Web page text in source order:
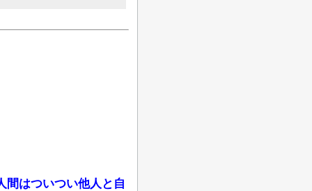
間はついつい他人と自